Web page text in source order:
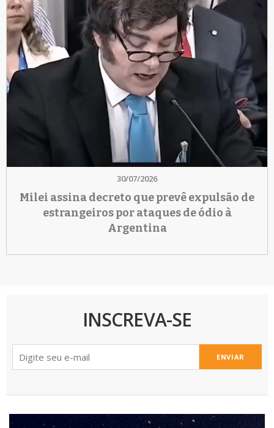
30/07/2026
Milei assina decreto que prevê expulsão de
estrangeiros por ataques de ódio à
Argentina
INSCREVA-SE
ENVIAR